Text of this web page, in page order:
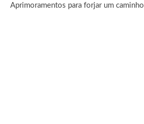
Aprimoramentos para forjar um